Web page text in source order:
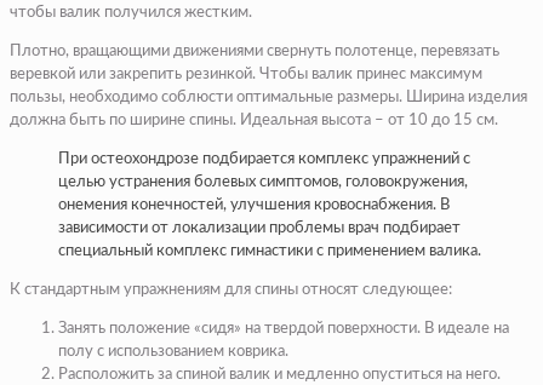
чтобы валик получился жестким.
Плотно, вращающими движениями свернуть полотенце, перевязать
веревкой или закрепить резинкой. Чтобы валик принес максимум
пользы, необходимо соблюсти оптимальные размеры. Ширина изделия
должна быть по ширине спины. Идеальная высота – от 10 до 15 см.
При остеохондрозе подбирается комплекс упражнений с
целью устранения болевых симптомов, головокружения,
онемения конечностей, улучшения кровоснабжения. В
зависимости от локализации проблемы врач подбирает
специальный комплекс гимнастики с применением валика.
К стандартным упражнениям для спины относят следующее:
Занять положение «сидя» на твердой поверхности. В идеале на
полу с использованием коврика.
Расположить за спиной валик и медленно опуститься на него.